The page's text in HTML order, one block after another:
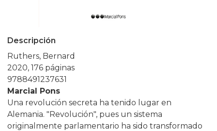
Descripción
Ruthers, Bernard
2020, 176 páginas
9788491237631
Marcial Pons
Una revolución secreta ha tenido lugar en
Alemania. "Revolución", pues un sistema
originalmente parlamentario ha sido transformado